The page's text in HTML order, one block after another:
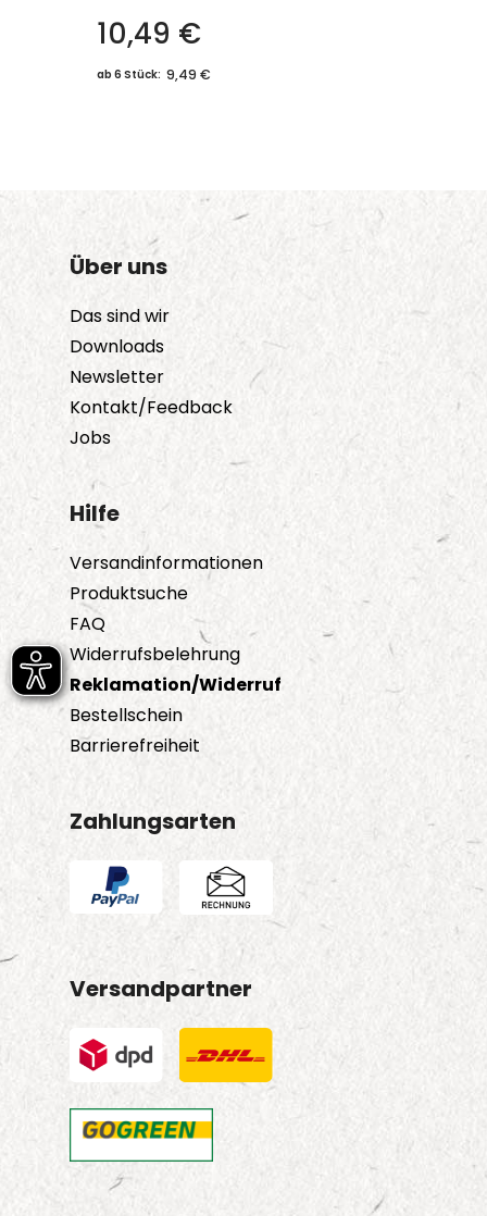
10,49 €
ab 6 Stück: 9,49 €
Über uns
Das sind wir
Downloads
Newsletter
Kontakt/Feedback
Jobs
Hilfe
Versandinformationen
Produktsuche
FAQ
Widerrufsbelehrung
Reklamation/Widerruf
Bestellschein
Barrierefreiheit
Zahlungsarten
Versandpartner